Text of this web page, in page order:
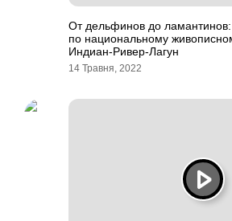
От дельфинов до ламантинов:
по национальному
Индиан-Ривер-Лагун
14 Травня, 2022